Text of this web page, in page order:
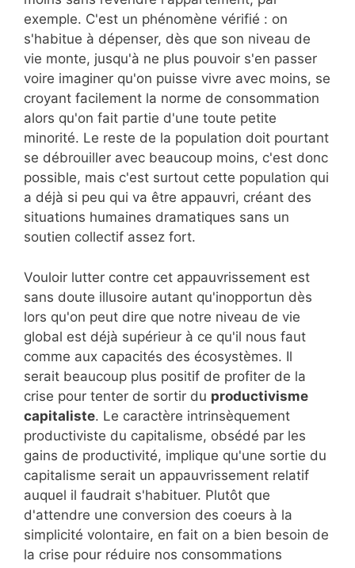
exemple. C'est un phénomène vérifié : on
s'habitue à dépenser, dès que son niveau de
vie monte, jusqu'à ne plus pouvoir s'en passer
voire imaginer qu'on puisse vivre avec moins, se
croyant facilement la norme de consommation
alors qu'on fait partie d'une toute petite
minorité. Le reste de la population doit pourtant
se débrouiller avec beaucoup moins, c'est donc
possible, mais c'est surtout cette population qui
a déjà si peu qui va être appauvri, créant des
situations humaines dramatiques sans un
soutien collectif assez fort.
Vouloir lutter contre cet appauvrissement est
sans doute illusoire autant qu'inopportun dès
lors qu'on peut dire que notre niveau de vie
global est déjà supérieur à ce qu'il nous faut
comme aux capacités des écosystèmes. Il
serait beaucoup plus positif de profiter de la
crise pour tenter de sortir du productivisme
capitaliste. Le caractère intrinsèquement
productiviste du capitalisme, obsédé par les
gains de productivité, implique qu'une sortie du
capitalisme serait un appauvrissement relatif
auquel il faudrait s'habituer. Plutôt que
d'attendre une conversion des coeurs à la
simplicité volontaire, en fait on a bien besoin de
la crise pour réduire nos consommations